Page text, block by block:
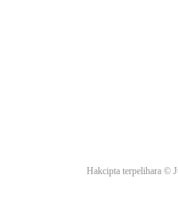
Hakcipta terpelihara ©